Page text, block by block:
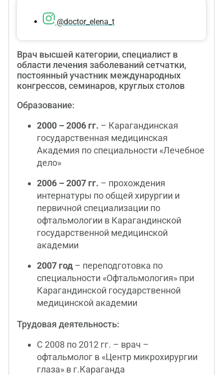
@doctor_elena_t
Врач высшей категории, специалист в
области лечения заболеваний сетчатки,
постоянный участник международных
конгрессов, семинаров, круглых столов
Образование:
2000 – 2006 гг. – Карагандинская
государственная медицинская
Академия по специальности «Лечебное
дело»
2006 – 2007 гг. – прохождения
интернатуры по общей хирургии и
первичной специализации по
офтальмологии в Карагандинской
государственной медицинской
академии
2007 год– переподготовка по
специальности «Офтальмология» при
Карагандинской государственной
медицинской академии
Трудовая деятельность:
С 2008 по 2012 гг. – врач –
офтальмолог в «Центр микрохирургии
глаза» в г.Караганда